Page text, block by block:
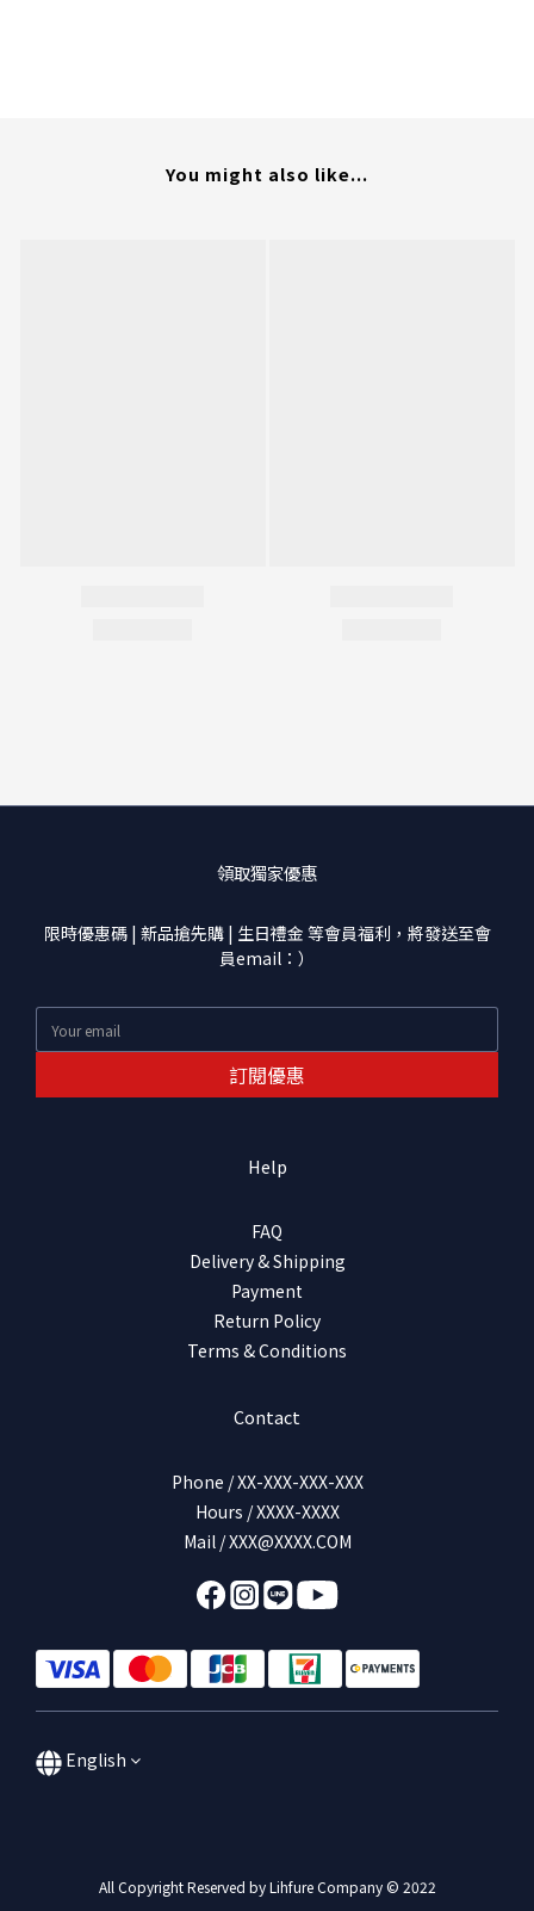
You might also like...
領取獨家優惠
限時優惠碼 | 新品搶先購 | 生日禮金 等會員福利，將發送至會
員email：）
訂閱優惠
Help
FAQ
Delivery & Shipping
Payment
Return Policy
Terms & Conditions
Contact
Phone / XX-XXX-XXX-XXX
Hours / XXXX-XXXX
Mail / XXX@XXXX.COM
English
All Copyright Reserved by Lihfure Company © 2022